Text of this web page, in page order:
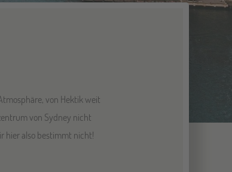
von Hektik weit
von Sydney nicht
hier also bestimmt nicht!